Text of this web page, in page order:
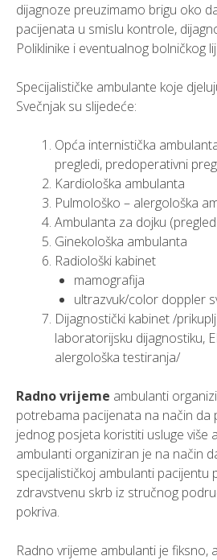
dijagnoze preuzimamo brigu oko
pacijenata u smislu kontrole,
Poliklinike i eventualnog bolničkog
Specijalističke ambulante koje
Svečnjak su slijedeće:
Opća internistička
pregledi, predoperativni
Kardiološka ambulanta
Pulmološko – alergološka
Ambulanta za dojku
Ginekološka ambulanta
Radiološki kabinet
mamografija
ultrazvuk/color doppler
Dijagnostički kabinet /
laboratorijsku dijagnostiku,
alergološka testiranja/
Radno vrijeme ambulanti
potrebama pacijenata na način da
jednog posjeta koristiti usluge više
ambulanti organiziran je na način
specijalističkoj ambulanti pacijentu
zdravstvenu skrb iz stručnog
pokriva.
Radno vrijeme ambulanti je fiksno,